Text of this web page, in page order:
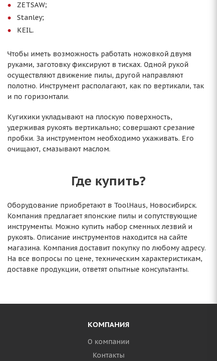
ZETSAW;
Stanley;
KEIL.
Чтобы иметь возможность работать ножовкой двумя
руками, заготовку фиксируют в тисках. Одной рукой
осуществляют движение пилы, другой направляют
полотно. Инструмент располагают, как по вертикали, так
и по горизонтали.
Кугихики укладывают на плоскую поверхность,
удерживая рукоять вертикально; совершают срезание
пробки. За инструментом необходимо ухаживать. Его
очищают, смазывают маслом.
Где купить?
Оборудование приобретают в ToolHaus, Новосибирск.
Компания предлагает японские пилы и сопутствующие
инструменты. Можно купить набор сменных лезвий и
рукоять. Описание инструментов находится на сайте
магазина. Компания доставит покупку по любому адресу.
На все вопросы по цене, техническим характеристикам,
доставке продукции, ответят опытные консультанты.
КОМПАНИЯ
О компании
Контакты